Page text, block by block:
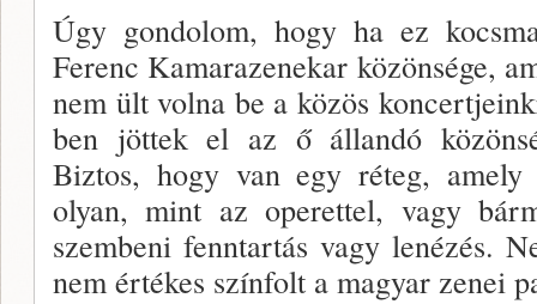
Úgy gondolom, hogy ha ez
Ferenc Kama­razenekar közönsége,
nem ült volna be a közös
ben jöttek el az ő állandó
Biztos, hogy van egy réteg,
olyan, mint az operettel, vagy
szembeni fenntartás vagy lenézés.
nem értékes színfolt a magyar zenei